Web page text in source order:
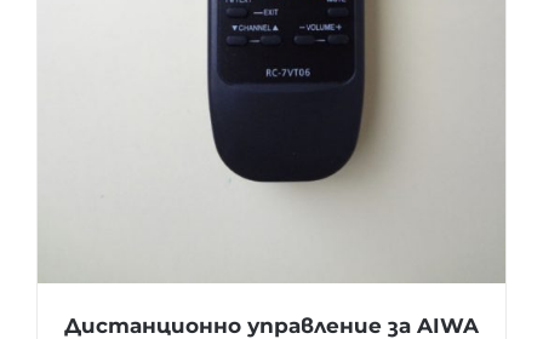
Дистанционно управление за AIWA